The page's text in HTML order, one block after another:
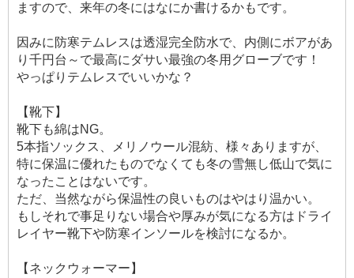
ますので、来年の冬にはなにか書けるかもです。
因みに防寒テムレスは透湿完全防水で、内側にボアがあ
り千円台～で最高にダサい最強の冬用グローブです！
やっぱりテムレスでいいかな？
【靴下】
靴下も綿はNG。
5本指ソックス、メリノウール混紡、様々ありますが、
特に保温に優れたものでなくても冬の雪無し低山で気に
なったことはないです。
ただ、当然ながら保温性の良いものはやはり温かい。
もしそれで事足りない場合や厚みが気になる方はドライ
レイヤー靴下や防寒インソールを検討になるか。
【ネックウォーマー】